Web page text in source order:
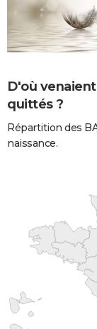
D'où
quittés ?
Répartition des
naissance.